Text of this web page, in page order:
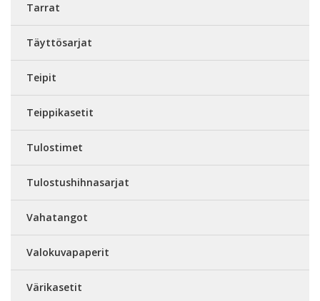
Tarrat
Täyttösarjat
Teipit
Teippikasetit
Tulostimet
Tulostushihnasarjat
Vahatangot
Valokuvapaperit
Värikasetit